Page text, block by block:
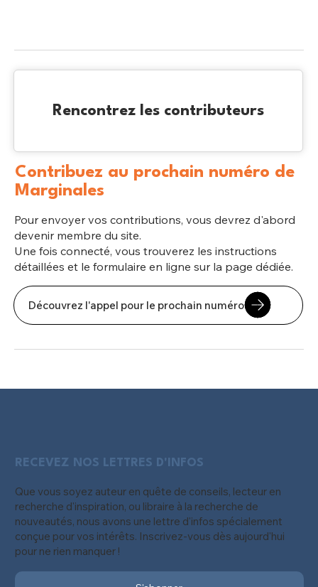
Rencontrez les contributeurs
Contribuez au prochain numéro de
Marginales
Pour envoyer vos contributions, vous devrez d'abord
devenir membre du site.
Une fois connecté, vous trouverez les instructions
détaillées et le formulaire en ligne sur la page dédiée.
Découvrez l'appel pour le prochain numéro
RECEVEZ NOS LETTRES D'INFOS
Que vous soyez auteur en quête de conseils, lecteur en
recherche d'inspiration, ou libraire à la recherche de
nouveautés, nous avons une lettre d'infos spécialement
conçue pour vos intérêts. Inscrivez-vous dès aujourd'hui
pour ne rien manquer !